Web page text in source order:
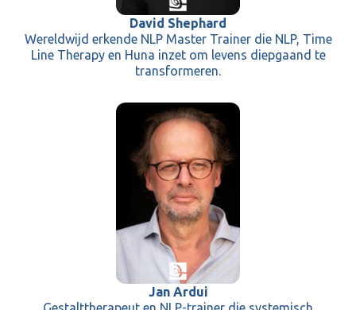
David Shephard
Wereldwijd erkende NLP Master Trainer die NLP, Time
Line Therapy en Huna inzet om levens diepgaand te
transformeren.
Jan Ardui